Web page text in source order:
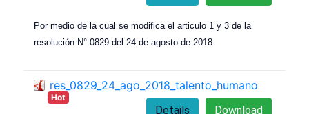
Por medio de la cual se modifica el articulo 1 y 3 de la
resolución N° 0829 del 24 de agosto de 2018.
res_0829_24_ago_2018_talento_humano
Hot
Download
Details